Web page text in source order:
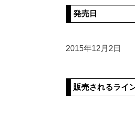
発売日
2015年12月2日
販売されるライ